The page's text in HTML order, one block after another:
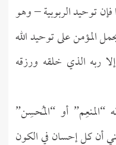
توحيد الربوبية – وهو
المؤمن على توحيد الله
ربه الذي خلقه ورزقه
“المنعِم” أو “المُحسِن”
أن كل إحسان في الكون